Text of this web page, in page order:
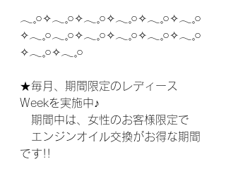
𓂃𓈒𓏸✧︎𓂃𓈒𓏸✧︎𓂃𓈒𓏸✧︎𓂃𓈒𓏸✧︎𓂃𓈒𓏸✧︎𓂃𓈒𓏸
✧︎𓂃𓈒𓏸𓂃𓈒𓏸✧︎𓂃𓈒𓏸✧︎𓂃𓈒𓏸✧︎𓂃𓈒𓏸✧︎𓂃𓈒𓏸
✧︎𓂃𓈒𓏸✧︎𓂃𓈒𓏸
★毎月、期間限定のレディース
Weekを実施中♪
期間中は、女性のお客様限定で
エンジンオイル交換がお得な期間
です!!